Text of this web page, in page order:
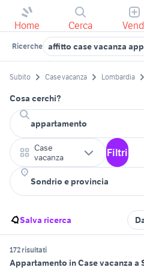
Home Cerca
Ricerche affitto case vacanza
Subito Case vacanza Lombardia
Cosa cerchi?
Case
vacanza
Filtri
Salva ricerca
172 risultati
Appartamento in Case vacanza a